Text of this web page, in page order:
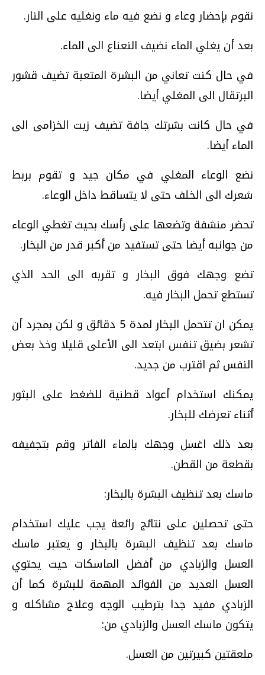
نقوم بإحضار وعاء و نضع فيه ماء ونغليه على النار.
بعد أن يغلي الماء نضيف النعناع الى الماء.
في حال كنت تعاني من البشرة المتعبة تضيف قشور
البرتقال الى المغلي أيضا.
في حال كانت بشرتك جافة تضيف زيت الخزامى الى
الماء أيضا.
نضع الوعاء المغلي في مكان جيد و تقوم بربط
شعرك الى الخلف حتى لا يتساقط داخل الوعاء.
تحضر منشفة وتضعها على رأسك بحيث تغطي الوعاء
من جوانبه أيضا حتى تستفيد من أكبر قدر من البخار.
تضع وجهك فوق البخار و تقربه الى الحد الذي
تستطع تحمل البخار فيه.
يمكن ان تتحمل البخار لمدة 5 دقائق و لكن بمجرد أن
تشعر بضيق تنفس ابتعد الى الأعلى قليلا وخذ بعض
النفس ثم اقترب من جديد.
يمكنك استخدام أعواد قطنية للضغط على البثور
أثناء تعرضك للبخار.
بعد ذلك اغسل وجهك بالماء الفاتر وقم بتجفيفه
بقطعة من القطن.
ماسك بعد تنظيف البشرة بالبخار:
حتى تحصلين على نتائج رائعة يجب عليك استخدام
ماسك بعد تنظيف البشرة بالبخار و يعتبر ماسك
العسل والزبادي من أفضل الماسكات حيث يحتوي
العسل العديد من الفوائد المهمة للبشرة كما أن
الزبادي مفيد جدا بترطيب الوجه وعلاج مشاكله و
يتكون ماسك العسل والزبادي من:
ملعقتين كبيرتين من العسل.